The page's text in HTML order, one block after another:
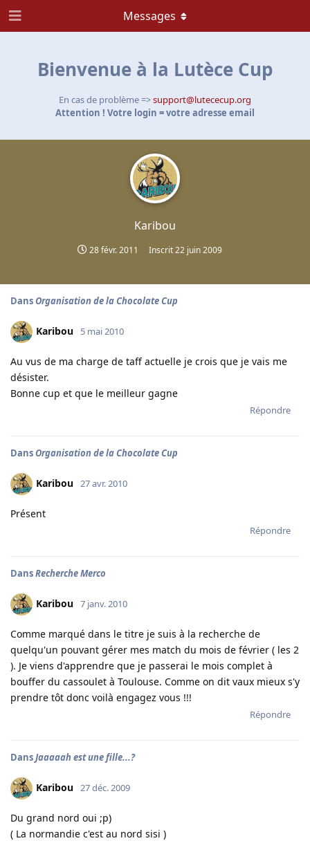
Bienvenue à la Lutèce Cup
En cas de problème =>support@lutececup.org
Attention ! Votre login = votre adresse email
Karibou
28 févr. 2011 Inscrit22 juin 2009
Messages
DansOrganisation de la Chocolate Cup
Karibou 5 mai 2010
Au vus de ma charge de taff actuelle je crois que je vais me
désister.
Bonne cup et que le meilleur gagne
Répondre
DansOrganisation de la Chocolate Cup
Karibou 27 avr. 2010
Présent
Répondre
DansRecherche Merco
Karibou 7 janv. 2010
Comme marqué dans le titre je suis à la recherche de
quelqu'un pouvant gérer mes match du mois de février ( les 2
). Je viens d'apprendre que je passerai le mois complet à
bouffer du cassoulet à Toulouse. Comme on dit vaux mieux s'y
prendre tôt donc voilà engagez vous !!!
Répondre
DansJaaaaah est une fille...?
Karibou 27 déc. 2009
Du grand nord oui ;p)
( La normandie c'est au nord sisi )